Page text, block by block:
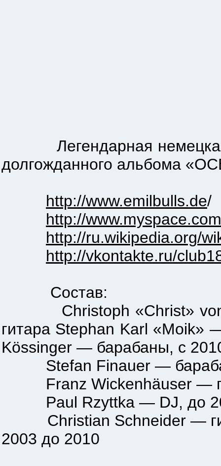
Легендарная немецкая
долгожданного альбома
http://www.emilbulls.de/
http://
http://ru.wikipedia.org/
http://vkontakte.ru/
Состав:
Christoph «Christ» von
гитара Stephan Karl «Moik»
Kössinger — барабаны, с
Stefan Finauer —
Franz Wickenhäuser —
Paul Rzyttka — DJ, до
Christian Schneider —
2003 до 2010